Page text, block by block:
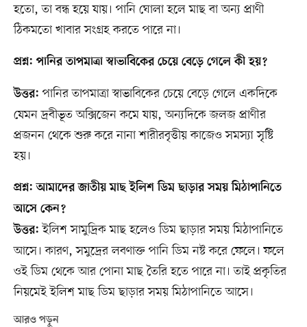
হতো, তা বন্ধ হয়ে যায়। পানি ঘোলা হলে মাছ বা অন্য প্রাণী
ঠিকমতো খাবার সংগ্রহ করতে পারে না।
প্রশ্ন: পানির তাপমাত্রা স্বাভাবিকের চেয়ে বেড়ে গেলে কী হয়?
উত্তর: পানির তাপমাত্রা স্বাভাবিকের চেয়ে বেড়ে গেলে একদিকে
যেমন দ্রবীভূত অক্সিজেন কমে যায়, অন্যদিকে জলজ প্রাণীর
প্রজনন থেকে শুরু করে নানা শারীরবৃত্তীয় কাজেও সমস্যা সৃষ্টি
হয়।
প্রশ্ন: আমাদের জাতীয় মাছ ইলিশ ডিম ছাড়ার সময় মিঠাপানিতে
আসে কেন?
উত্তর:ইলিশ সামুদ্রিক মাছ হলেও ডিম ছাড়ার সময় মিঠাপানিতে
আসে। কারণ, সমুদ্রের লবণাক্ত পানি ডিম নষ্ট করে ফেলে। ফলে
ওই ডিম থেকে আর পোনা মাছ তৈরি হতে পারে না। তাই প্রকৃতির
নিয়মেই ইলিশ মাছ ডিম ছাড়ার সময় মিঠাপানিতে আসে।
আরও পড়ুন